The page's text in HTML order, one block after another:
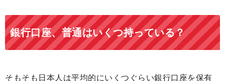
銀行口座、普通はいくつ持っている？
そもそも日本人は平均的にいくつぐらい銀行口座を保有